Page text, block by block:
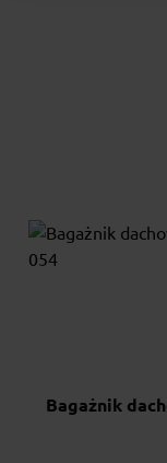
Bagażnik